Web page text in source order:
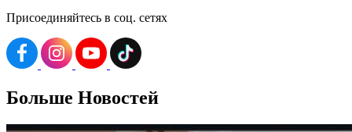
Присоединяйтесь в соц. сетях
Больше Новостей